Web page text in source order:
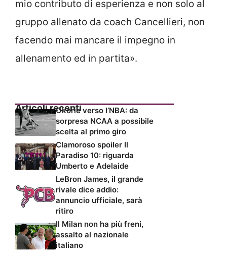
mio contributo di esperienza e non solo al
gruppo allenato da coach Cancellieri, non
facendo mai mancare il impegno in
allenamento ed in partita».
Articoli recentiOkorie verso l’NBA: da
sorpresa NCAA a possibile
scelta al primo giro
Clamoroso spoiler Il
Paradiso 10: riguarda
Umberto e Adelaide
LeBron James, il grande
rivale dice addio:
annuncio ufficiale, sarà
ritiro
Il Milan non ha più freni,
assalto al nazionale
italiano